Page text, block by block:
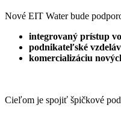
Nové EIT Water bude
integrovaný prístup
podnikateľské
komercializáciu
Cieľom je spojiť špičkové